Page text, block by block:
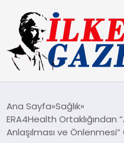
TEKNOLOJI
Ana Sayfa Sağlık
ERA4Health Ortaklığından
Anlaşılması ve Önlenmesi”